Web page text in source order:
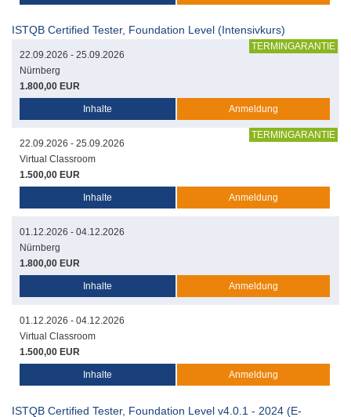
ISTQB Certified Tester, Foundation Level (Intensivkurs)
22.09.2026 - 25.09.2026
Nürnberg
1.800,00 EUR
Inhalte Anmeldung
TERMINGARANTIE
22.09.2026 - 25.09.2026
Virtual Classroom
1.500,00 EUR
Inhalte Anmeldung
TERMINGARANTIE
01.12.2026 - 04.12.2026
Nürnberg
1.800,00 EUR
Inhalte Anmeldung
01.12.2026 - 04.12.2026
Virtual Classroom
1.500,00 EUR
Inhalte Anmeldung
ISTQB Certified Tester, Foundation Level v4.0.1 - 2024 (E-